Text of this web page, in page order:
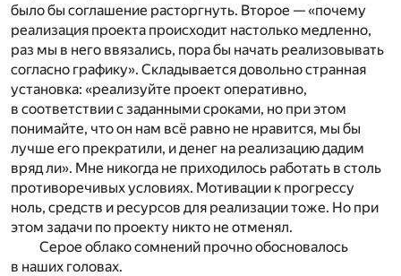
было бы соглашение расторгнуть. Второе — «почему
реализация проекта происходит настолько медленно,
раз мы в него ввязались, пора бы начать реализовывать
согласно графику». Складывается довольно странная
установка: «реализуйте проект оперативно,
в соответствии с заданными сроками, но при этом
понимайте, что он нам всё равно не нравится, мы бы
лучше его прекратили, и денег на реализацию дадим
вряд ли». Мне никогда не приходилось работать в столь
противоречивых условиях. Мотивации к прогрессу
ноль, средств и ресурсов для реализации тоже. Но при
этом задачи по проекту никто не отменял.
Серое облако сомнений прочно обосновалось
в наших головах.